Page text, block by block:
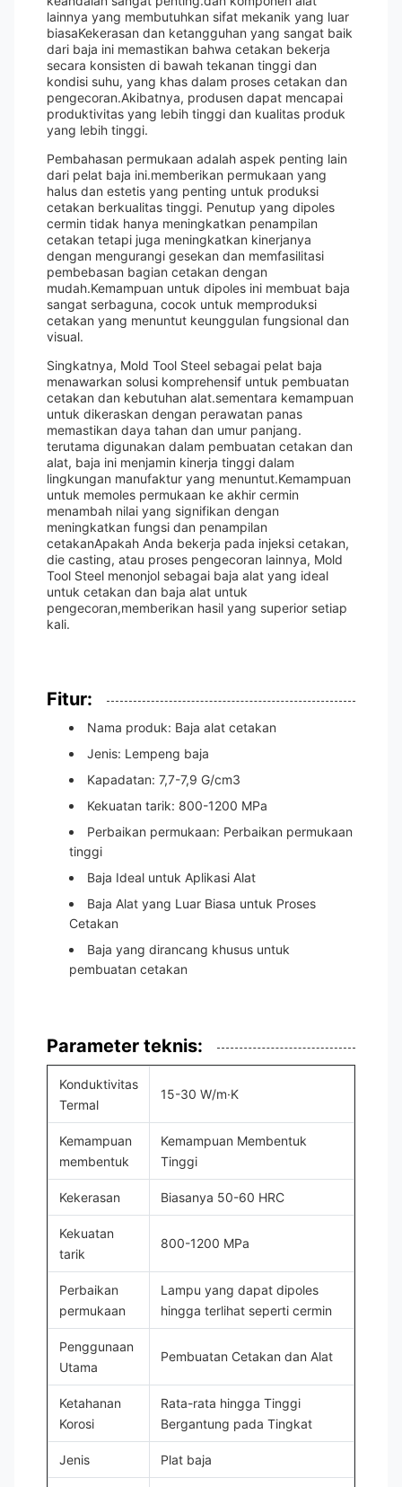
lainnya yang membutuhkan sifat mekanik yang luar
biasaKekerasan dan ketangguhan yang sangat baik
dari baja ini memastikan bahwa cetakan bekerja
secara konsisten di bawah tekanan tinggi dan
kondisi suhu, yang khas dalam proses cetakan dan
pengecoran.Akibatnya, produsen dapat mencapai
produktivitas yang lebih tinggi dan kualitas produk
yang lebih tinggi.
Pembahasan permukaan adalah aspek penting lain
dari pelat baja ini.memberikan permukaan yang
halus dan estetis yang penting untuk produksi
cetakan berkualitas tinggi. Penutup yang dipoles
cermin tidak hanya meningkatkan penampilan
cetakan tetapi juga meningkatkan kinerjanya
dengan mengurangi gesekan dan memfasilitasi
pembebasan bagian cetakan dengan
mudah.Kemampuan untuk dipoles ini membuat baja
sangat serbaguna, cocok untuk memproduksi
cetakan yang menuntut keunggulan fungsional dan
visual.
Singkatnya, Mold Tool Steel sebagai pelat baja
menawarkan solusi komprehensif untuk pembuatan
cetakan dan kebutuhan alat.sementara kemampuan
untuk dikeraskan dengan perawatan panas
memastikan daya tahan dan umur panjang.
terutama digunakan dalam pembuatan cetakan dan
alat, baja ini menjamin kinerja tinggi dalam
lingkungan manufaktur yang menuntut.Kemampuan
untuk memoles permukaan ke akhir cermin
menambah nilai yang signifikan dengan
meningkatkan fungsi dan penampilan
cetakanApakah Anda bekerja pada injeksi cetakan,
die casting, atau proses pengecoran lainnya, Mold
Tool Steel menonjol sebagai baja alat yang ideal
untuk cetakan dan baja alat untuk
pengecoran,memberikan hasil yang superior setiap
kali.
Fitur:
Nama produk: Baja alat cetakan
Jenis: Lempeng baja
Kapadatan: 7,7-7,9 G/cm3
Kekuatan tarik: 800-1200 MPa
Perbaikan permukaan: Perbaikan permukaan
tinggi
Baja Ideal untuk Aplikasi Alat
Baja Alat yang Luar Biasa untuk Proses
Cetakan
Baja yang dirancang khusus untuk
pembuatan cetakan
Parameter teknis:
Konduktivitas
Termal
15-30 W/m·K
Kemampuan
membentuk
Kemampuan Membentuk
Tinggi
Kekerasan Biasanya 50-60 HRC
Kekuatan
tarik
800-1200 MPa
Perbaikan
permukaan
Lampu yang dapat dipoles
hingga terlihat seperti cermin
Penggunaan
Utama
Pembuatan Cetakan dan Alat
Ketahanan
Korosi
Rata-rata hingga Tinggi
Bergantung pada Tingkat
Jenis Plat baja